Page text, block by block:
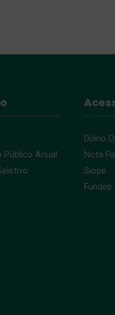
Público Anual
Diário
Nota
Siope
Fundeb